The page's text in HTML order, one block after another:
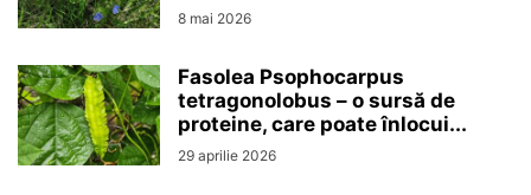
8 mai 2026
Fasolea Psophocarpus
tetragonolobus – o sursă de
proteine, care poate înlocui...
29 aprilie 2026